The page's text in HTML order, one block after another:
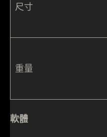
尺寸
重量
軟體